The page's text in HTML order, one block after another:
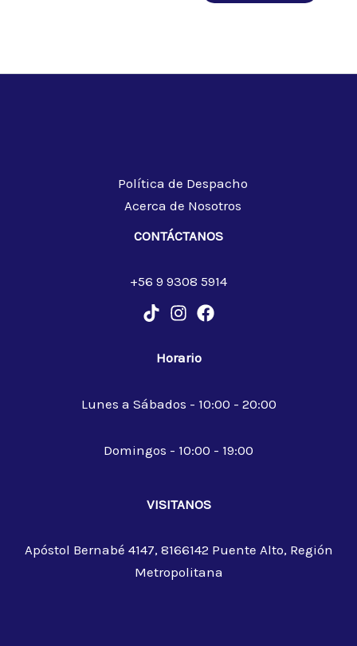
Política de Despacho
Acerca de Nosotros
CONTÁCTANOS
+56 9 9308 5914
Horario
Lunes a Sábados - 10:00 - 20:00
Domingos - 10:00 - 19:00
VISITANOS
Apóstol Bernabé 4147, 8166142 Puente Alto, Región
Metropolitana